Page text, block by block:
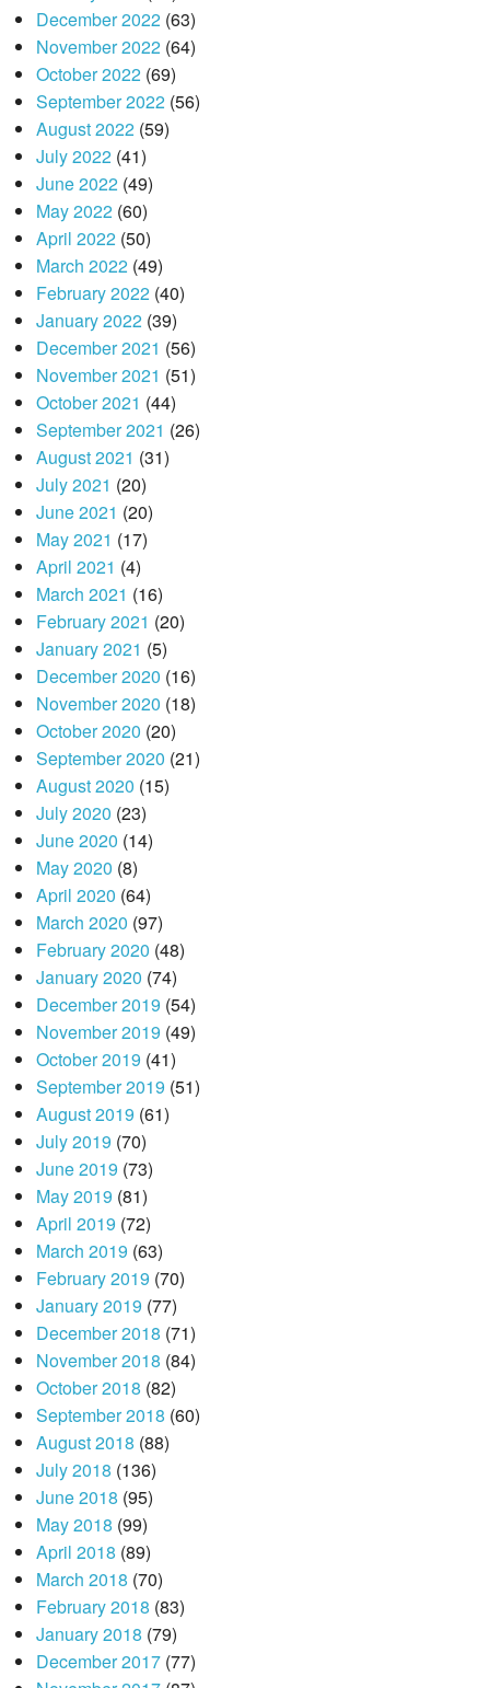
December 2022(63)
November 2022(64)
October 2022(69)
September 2022(56)
August 2022(59)
July 2022(41)
June 2022(49)
May 2022(60)
April 2022(50)
March 2022(49)
February 2022(40)
January 2022(39)
December 2021 (56)
November 2021 (51)
October 2021 (44)
September 2021 (26)
August 2021 (31)
July 2021 (20)
June 2021 (20)
May 2021 (17)
April 2021 (4)
March 2021 (16)
February 2021 (20)
January 2021 (5)
December 2020 (16)
November 2020 (18)
October 2020 (20)
September 2020 (21)
August 2020 (15)
July 2020 (23)
June 2020 (14)
May 2020 (8)
April 2020 (64)
March 2020 (97)
February 2020 (48)
January 2020 (74)
December 2019 (54)
November 2019 (49)
October 2019 (41)
September 2019 (51)
August 2019 (61)
July 2019 (70)
June 2019 (73)
May 2019 (81)
April 2019 (72)
March 2019 (63)
February 2019 (70)
January 2019 (77)
December 2018 (71)
November 2018 (84)
October 2018 (82)
September 2018 (60)
August 2018 (88)
July 2018 (136)
June 2018 (95)
May 2018 (99)
April 2018 (89)
March 2018 (70)
February 2018 (83)
January 2018 (79)
December 2017(77)